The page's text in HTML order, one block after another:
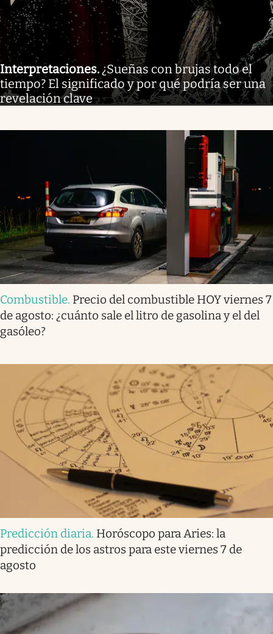
Interpretaciones. ¿Sueñas con brujas todo el
tiempo? El significado y por qué podría ser una
revelación clave
Combustible. Precio del combustible HOY viernes 7
de agosto: ¿cuánto sale el litro de gasolina y el del
gasóleo?
Predicción diaria. Horóscopo para Aries: la
predicción de los astros para este viernes 7 de
agosto